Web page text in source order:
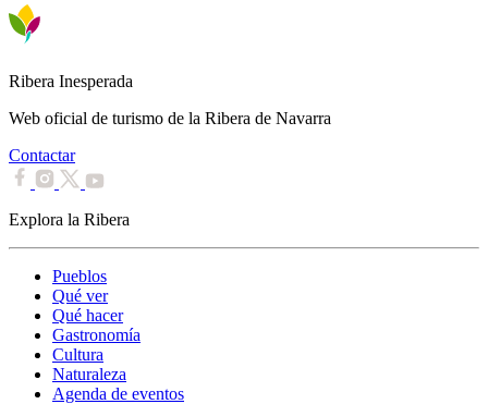
Ribera Inesperada
Web oficial de turismo de la Ribera de Navarra
Contactar
Explora la Ribera
Pueblos
Qué ver
Qué hacer
Gastronomía
Cultura
Naturaleza
Agenda de eventos